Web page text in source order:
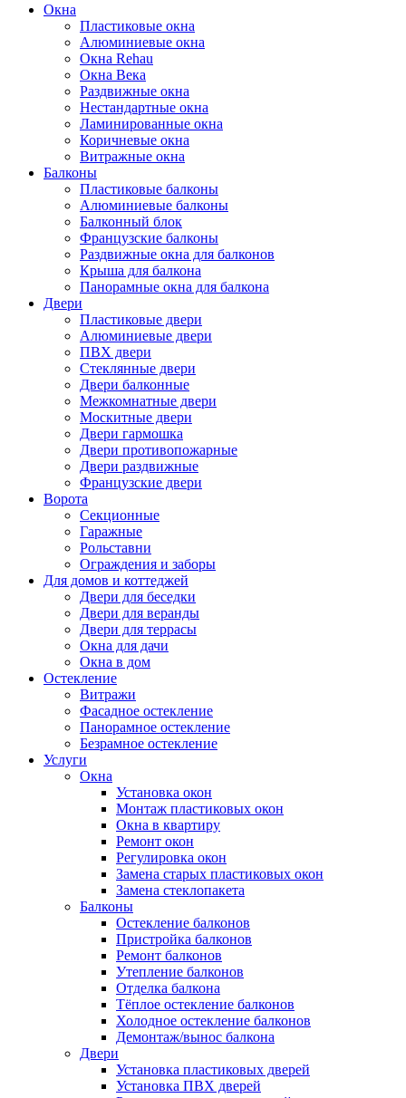
Окна
Пластиковые окна
Алюминиевые окна
Окна Rehau
Окна Века
Раздвижные окна
Нестандартные окна
Ламинированные окна
Коричневые окна
Витражные окна
Балконы
Пластиковые балконы
Алюминиевые балконы
Балконный блок
Французские балконы
Раздвижные окна для балконов
Крыша для балкона
Панорамные окна для балкона
Двери
Пластиковые двери
Алюминиевые двери
ПВХ двери
Стеклянные двери
Двери балконные
Межкомнатные двери
Москитные двери
Двери гармошка
Двери противопожарные
Двери раздвижные
Французские двери
Ворота
Секционные
Гаражные
Рольставни
Ограждения и заборы
Для домов и коттеджей
Двери для беседки
Двери для веранды
Двери для террасы
Окна для дачи
Окна в дом
Остекление
Витражи
Фасадное остекление
Панорамное остекление
Безрамное остекление
Услуги
Окна
Установка окон
Монтаж пластиковых окон
Окна в квартиру
Ремонт окон
Регулировка окон
Замена старых пластиковых окон
Замена стеклопакета
Балконы
Остекление балконов
Пристройка балконов
Ремонт балконов
Утепление балконов
Отделка балкона
Тёплое остекление балконов
Холодное остекление балконов
Демонтаж/вынос балкона
Двери
Установка пластиковых дверей
Установка ПВХ дверей